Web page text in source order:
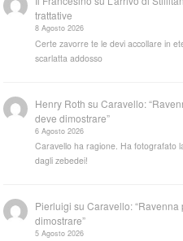
trattative
8 Agosto 2026
Certe zavorre te le devi accollare in
scarlatta addosso
Henry Roth suCaravello:
deve dimostrare”
6 Agosto 2026
Caravello ha ragione. Ha fotografato
dagli zebedei!
Pierluigi suCaravello:
dimostrare”
5 Agosto 2026